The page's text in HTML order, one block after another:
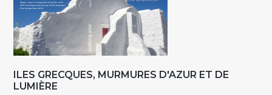
ILES GRECQUES, MURMURES D'AZUR ET DE
LUMIÈRE